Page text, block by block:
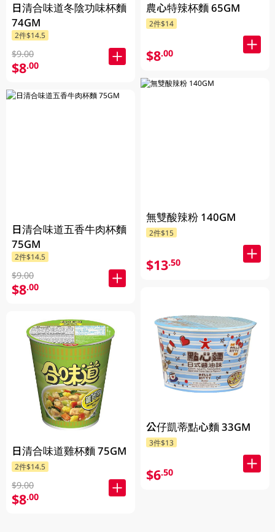
日清合味道冬陰功味杯麵
74GM
2件$14.5
$9.00
$8.00
日清合味道五香牛肉杯麵
75GM
2件$14.5
$9.00
$8.00
日清合味道雞杯麵 75GM
2件$14.5
$9.00
$8.00
農心特辣杯麵 65GM
2件$14
$8.00
無雙酸辣粉 140GM
2件$15
$13.50
公仔凱蒂點心麵 33GM
3件$13
$6.50